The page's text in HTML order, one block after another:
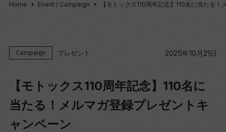
Home Event / Campaign 【モトックス110周年記念】110名に当たる
Campaign プレゼント 2025年10月21日
【モトックス110周年記念】110名に
当たる！メルマガ登録プレゼントキ
ャンペーン